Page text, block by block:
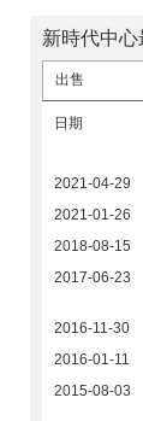
新時代中
出售
日期
2021-04-29
2021-01-26
2018-08-15
2017-06-23
2016-11-30
2016-01-11
2015-08-03